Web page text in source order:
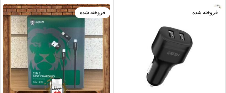
فروخته شده فروخته شده